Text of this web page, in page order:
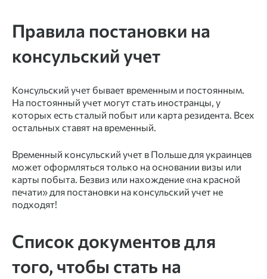
Правила постановки на
консульский учет
Консульский учет бывает временным и постоянным.
На постоянный учет могут стать иностранцы, у
которых есть сталый побыт или карта резидента. Всех
остальных ставят на временный.
Временный консульский учет в Польше для украинцев
может оформляться только на основании визы или
карты побыта. Безвиз или нахождение «на красной
печати» для постановки на консульский учет не
подходят!
Список документов для
того, чтобы стать на